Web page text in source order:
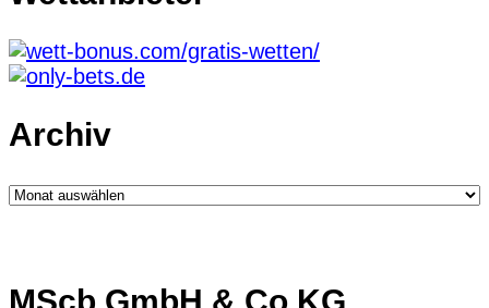
Archiv
Archiv
MScb GmbH & Co.KG